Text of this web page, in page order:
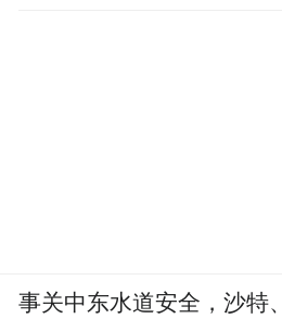
事关中东水道安全，沙特、